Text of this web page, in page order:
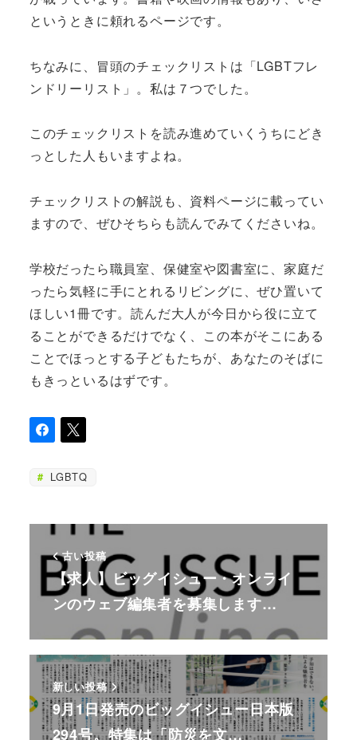
というときに頼れるページです。
ちなみに、冒頭のチェックリストは「LGBTフレ
ンドリーリスト」。私は７つでした。
このチェックリストを読み進めていくうちにどき
っとした人もいますよね。
チェックリストの解説も、資料ページに載ってい
ますので、ぜひそちらも読んでみてくださいね。
学校だったら職員室、保健室や図書室に、家庭だ
ったら気軽に手にとれるリビングに、ぜひ置いて
ほしい1冊です。読んだ大人が今日から役に立て
ることができるだけでなく、この本がそこにある
ことでほっとする子どもたちが、あなたのそばに
もきっといるはずです。
LGBTQ
古い投稿
【求人】ビッグイシュー・オンライ
ンのウェブ編集者を募集します…
新しい投稿
9月1日発売のビッグイシュー日本版
294号。特集は「防災を文…